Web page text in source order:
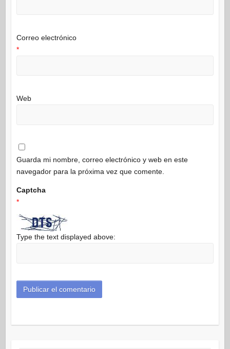
Correo electrónico
*
Web
Guarda mi nombre, correo electrónico y web en este
navegador para la próxima vez que comente.
Captcha
*
Type the text displayed above: